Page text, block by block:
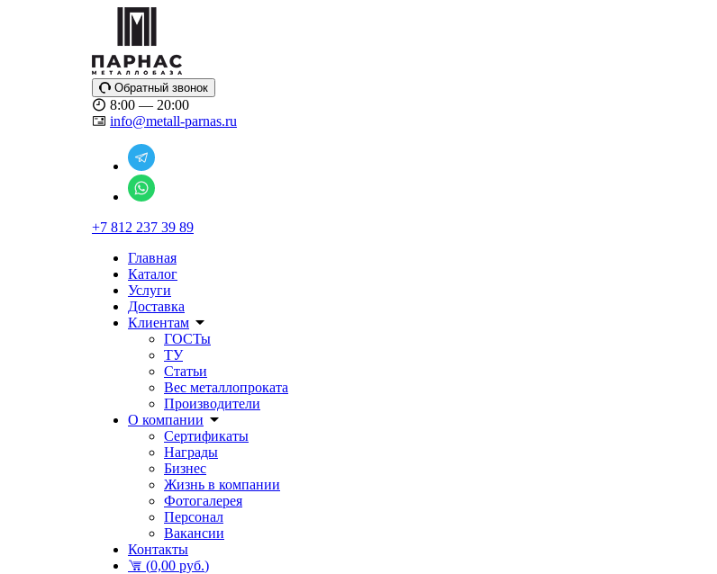
Обратный звонок
8:00 — 20:00
info@metall-parnas.ru
+7 812 237 39 89
Главная
Каталог
Услуги
Доставка
Клиентам
ГОСТы
ТУ
Статьи
Вес металлопроката
Производители
О компании
Сертификаты
Награды
Бизнес
Жизнь в компании
Фотогалерея
Персонал
Вакансии
Контакты
(0,00 руб.)